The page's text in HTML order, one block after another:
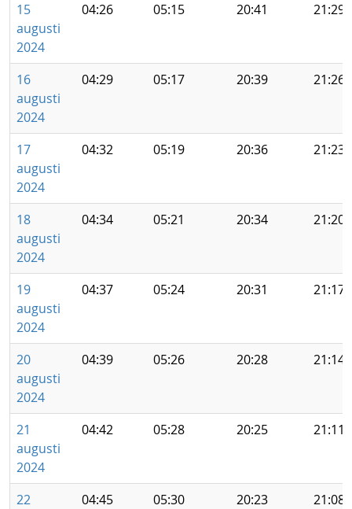
15
augusti
2024
04:26 05:15 20:41 21:29
16
augusti
2024
04:29 05:17 20:39 21:26
17
augusti
2024
04:32 05:19 20:36 21:23
18
augusti
2024
04:34 05:21 20:34 21:20
19
augusti
2024
04:37 05:24 20:31 21:17
20
augusti
2024
04:39 05:26 20:28 21:14
21
augusti
2024
04:42 05:28 20:25 21:11
22
04:45 05:30 20:23 21:08